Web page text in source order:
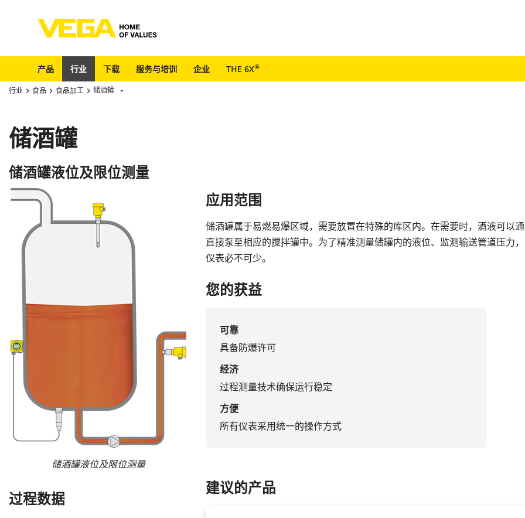
产品 行业 下载 服务与培训 企业 THE 6X®
行业 食品 食品加工 储酒罐
储酒罐
储酒罐液位及限位测量
储酒罐液位及限位测量
过程数据
应用范围
储酒罐属于易燃易爆区域，需要放置在特殊的库区内。在需要时，酒液可以
直接泵至相应的搅拌罐中。为了精准测量储罐内的液位、监测输送管道压力
仪表必不可少。
您的获益
可靠
具备防爆许可
经济
过程测量技术确保运行稳定
方便
所有仪表采用统一的操作方式
建议的产品